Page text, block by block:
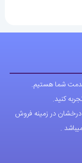
شما هستیم.
کنید.
از 20 سال سابقه درخشان در زمینه فروش
.